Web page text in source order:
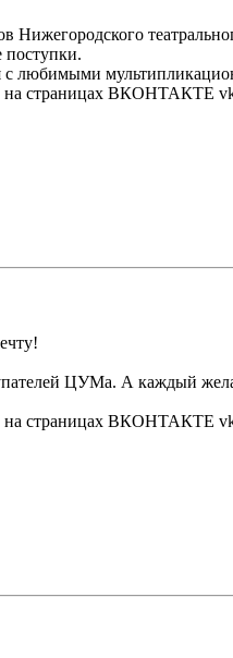
Нижегородского
поступки.
с любимыми
страницах ВКОНТАКТЕ
ЦУМа. А каждый
страницах ВКОНТАКТЕ